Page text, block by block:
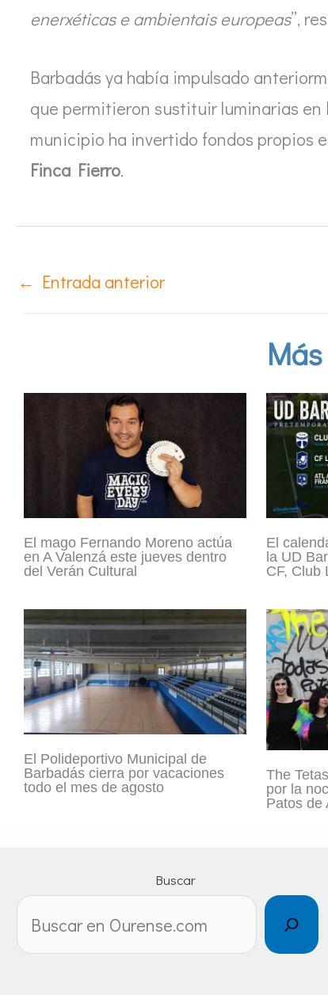
enerxéticas e ambientais europeas”,
Barbadás ya había impulsado
que permitieron sustituir luminarias en
municipio ha invertido fondos propios
Finca Fierro.
← Entrada anterior
El mago Fernando Moreno actúa
en A Valenzá este jueves dentro
del Verán Cultural
El
la UD
CF, Club
El Polideportivo Municipal de
Barbadás cierra por vacaciones
todo el mes de agosto
The
por la
Patos de
Buscar